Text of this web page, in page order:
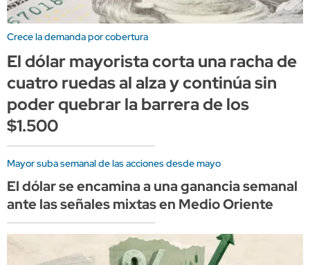
Crece la demanda por cobertura
El dólar mayorista corta una racha de
cuatro ruedas al alza y continúa sin
poder quebrar la barrera de los
$1.500
Mayor suba semanal de las acciones desde mayo
El dólar se encamina a una ganancia semanal
ante las señales mixtas en Medio Oriente